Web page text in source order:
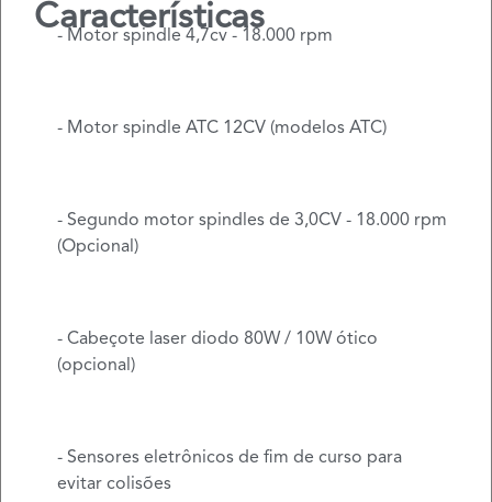
Características
- Motor spindle 4,7cv - 18.000 rpm
- Motor spindle ATC 12CV (modelos ATC)
- Segundo motor spindles de 3,0CV - 18.000 rpm
(Opcional)
- Cabeçote laser diodo 80W / 10W ótico
(opcional)
- Sensores eletrônicos de fim de curso para
evitar colisões